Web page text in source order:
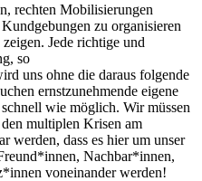
rechten Mobilisierungen
zu organisieren
Jede richtige und
so
uns ohne die daraus folgende
ernstzunehmende eigene
wie möglich. Wir müssen
multiplen Krisen am
werden, dass es hier um unser
Nachbar*innen,
voneinander werden!